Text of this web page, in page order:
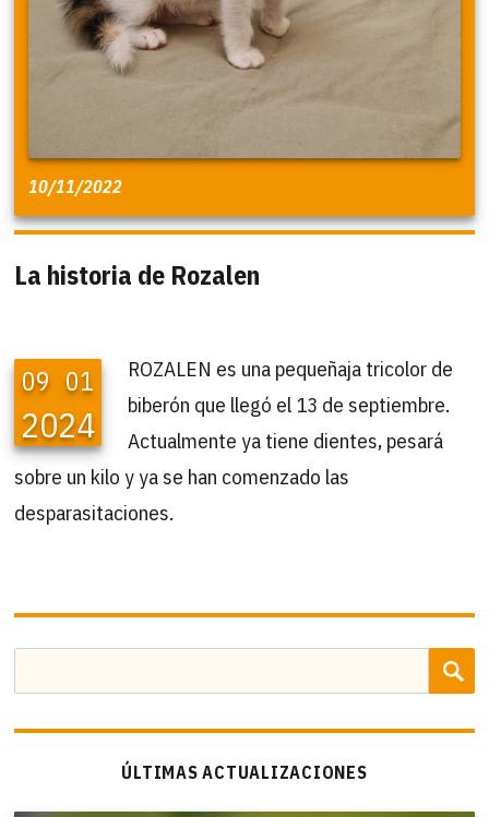
10/11/2022
La historia de Rozalen
09 01
2024
ROZALEN es una pequeñaja tricolor de
biberón que llegó el 13 de septiembre.
Actualmente ya tiene dientes, pesará
sobre un kilo y ya se han comenzado las
desparasitaciones.
por:
ÚLTIMAS ACTUALIZACIONES